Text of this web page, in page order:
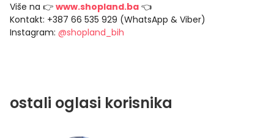
Više na 👉 www.shopland.ba 👈
Kontakt: +387 66 535 929 (WhatsApp & Viber)
Instagram: @shopland_bih
ostali oglasi korisnika